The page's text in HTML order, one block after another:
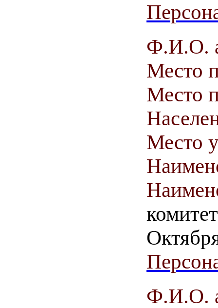
Ф.И.О.
Место
Место
Место
Ф.И.О.